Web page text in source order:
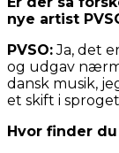
nye artist
PVSO:Ja, det
og udgav
dansk musik,
et skift i
Hvor finder